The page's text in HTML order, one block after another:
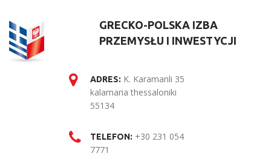
GRECKO-POLSKA IZBA
PRZEMYSŁU I INWESTYCJI
ADRES: K. Karamanli 35
kalamaria thessaloniki
55134
TELEFON: +30 231 054
7771